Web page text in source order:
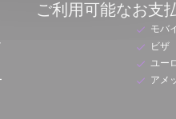
ご利用可能なお支
モバ
ビザ
ユー
アメ